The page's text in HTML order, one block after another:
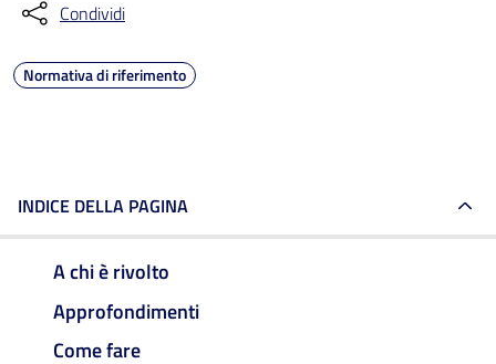
Condividi
Normativa di riferimento
INDICE DELLA PAGINA
A chi è rivolto
Approfondimenti
Come fare